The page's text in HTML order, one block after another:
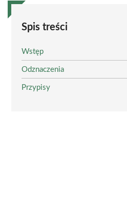
Spis treści
Wstęp
Odznaczenia
Przypisy